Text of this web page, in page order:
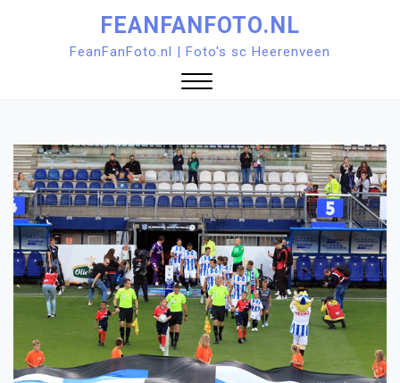
FEANFANFOTO.NL
FeanFanFoto.nl | Foto's sc Heerenveen